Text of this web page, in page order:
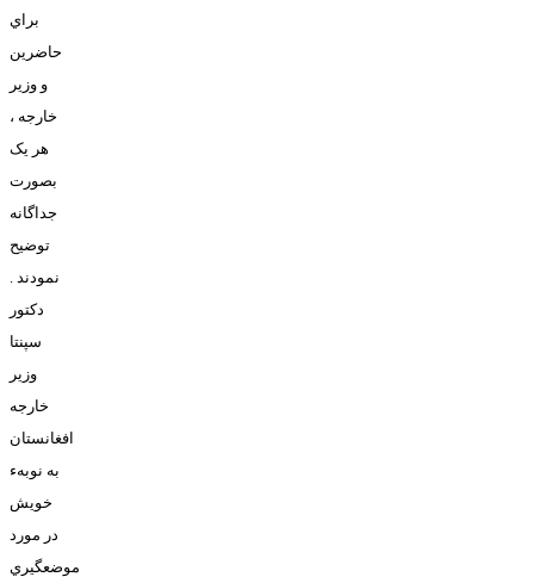
براي
حاضرين
و وزير
خارجه ،
هر يک
بصورت
جداگانه
توضيح
نمودند .
دکتور
سپنتا
وزير
خارجه
افغانستان
به نوبهء
خويش
در مورد
موضعگيري